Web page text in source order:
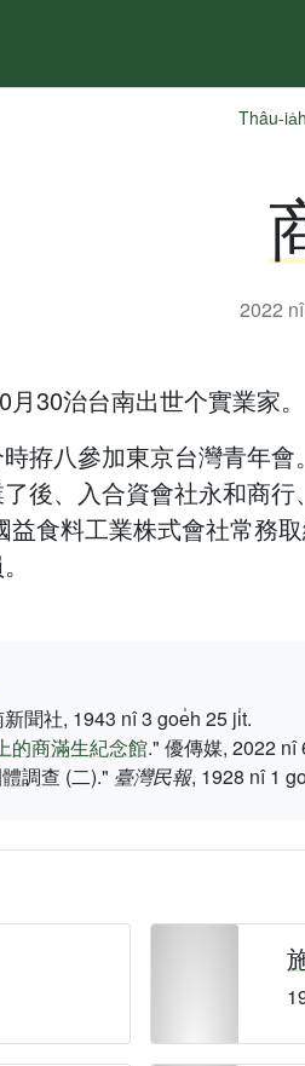
Thâu-ia̍h
2022
30治台南出世个實業家。
拵八參加東京台灣青年會
後、入合資會社永和商行
益食料工業株式會社常務
聞社, 1943 nî 3 goe̍h 25 ji̍t.
的商滿生紀念館." 優傳媒, 2022 nî
調查 (二)." 臺灣民報, 1928 nî 1